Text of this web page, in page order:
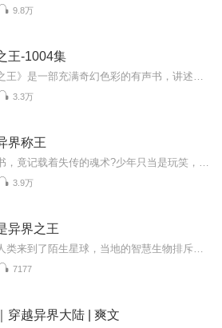
9.8万
王-1004集
3.3万
界称王
3.9万
异界之王
7177
穿越异界大陆 | 爽文